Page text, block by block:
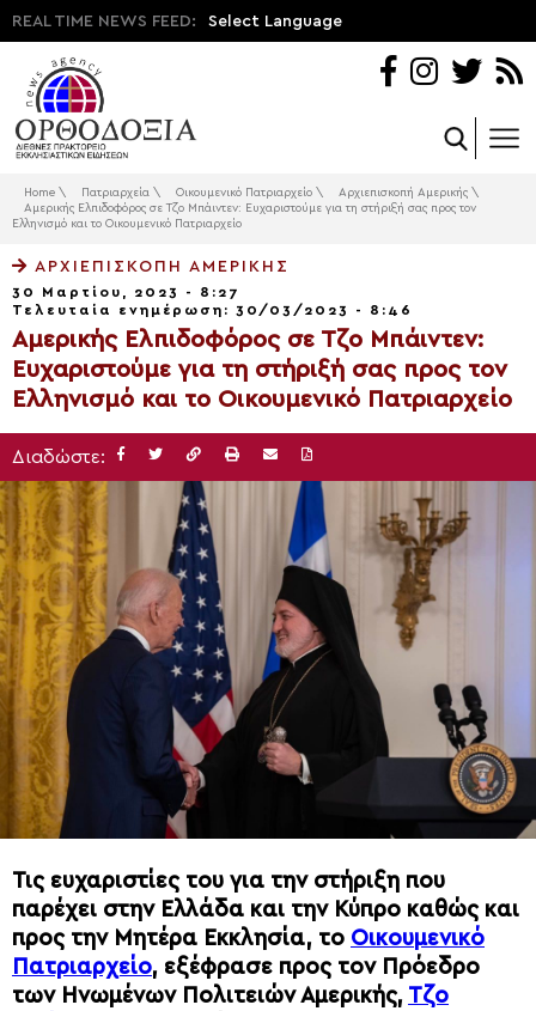
REAL TIME NEWS FEED: Select Language
Home \ Πατριαρχεία \ Οικουμενικό Πατριαρχείο \ Αρχιεπισκοπή Αμερικής \
Αμερικής Ελπιδοφόρος σε Τζο Μπάιντεν: Ευχαριστούμε για τη στήριξή σας προς τον
Ελληνισμό και το Οικουμενικό Πατριαρχείο
ΑΡΧΙΕΠΙΣΚΟΠΉ ΑΜΕΡΙΚΉΣ
30 Μαρτίου, 2023 - 8:27
Τελευταία ενημέρωση: 30/03/2023 - 8:46
Αμερικής Ελπιδοφόρος σε Τζο Μπάιντεν:
Ευχαριστούμε για τη στήριξή σας προς τον
Ελληνισμό και το Οικουμενικό Πατριαρχείο
Διαδώστε:
Τις ευχαριστίες του για την στήριξη που
παρέχει στην Ελλάδα και την Κύπρο καθώς και
προς την Μητέρα Εκκλησία, το Οικουμενικό
Πατριαρχείο, εξέφρασε προς τον Πρόεδρο
των Ηνωμένων Πολιτειών Αμερικής, Τζο